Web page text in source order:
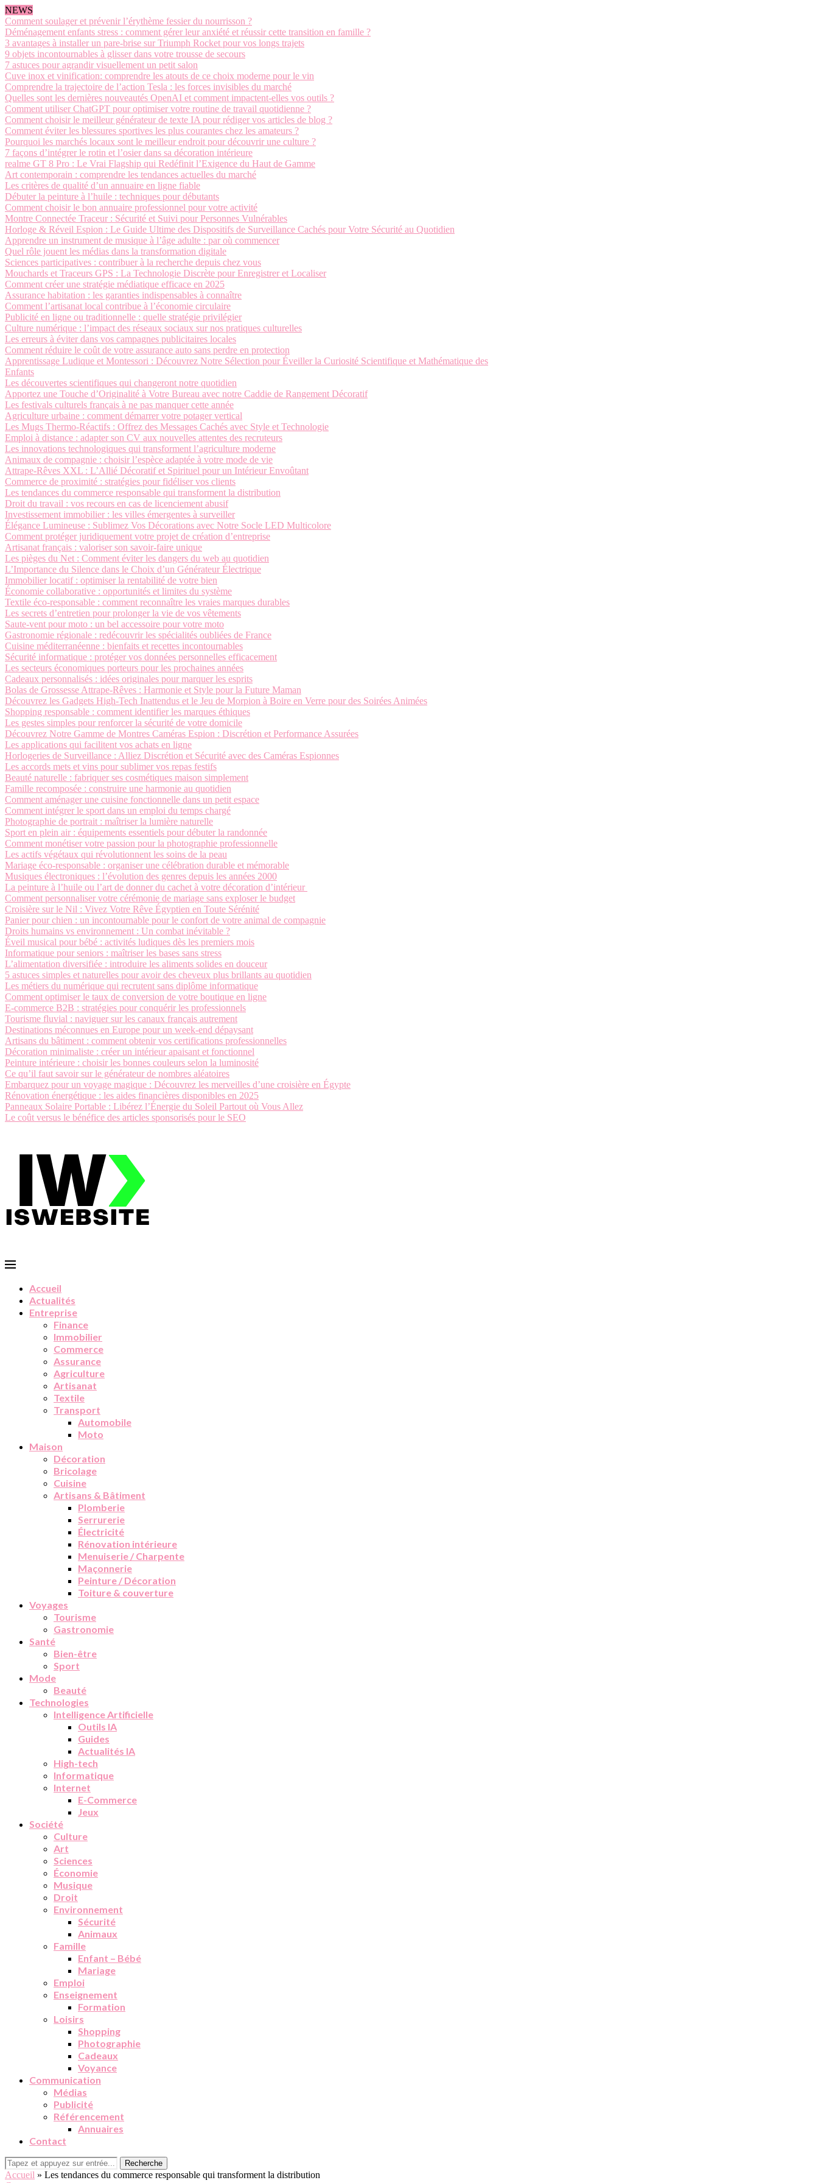
NEWS
Comment soulager et prévenir l’érythème fessier du nourrisson ?
Déménagement enfants stress : comment gérer leur anxiété et réussir cette transition en famille ?
3 avantages à installer un pare-brise sur Triumph Rocket pour vos longs trajets
9 objets incontournables à glisser dans votre trousse de secours
7 astuces pour agrandir visuellement un petit salon
Cuve inox et vinification: comprendre les atouts de ce choix moderne pour le vin
Comprendre la trajectoire de l’action Tesla : les forces invisibles du marché
Quelles sont les dernières nouveautés OpenAI et comment impactent-elles vos outils ?
Comment utiliser ChatGPT pour optimiser votre routine de travail quotidienne ?
Comment choisir le meilleur générateur de texte IA pour rédiger vos articles de blog ?
Comment éviter les blessures sportives les plus courantes chez les amateurs ?
Pourquoi les marchés locaux sont le meilleur endroit pour découvrir une culture ?
7 façons d’intégrer le rotin et l’osier dans sa décoration intérieure
realme GT 8 Pro : Le Vrai Flagship qui Redéfinit l’Exigence du Haut de Gamme
Art contemporain : comprendre les tendances actuelles du marché
Les critères de qualité d’un annuaire en ligne fiable
Débuter la peinture à l’huile : techniques pour débutants
Comment choisir le bon annuaire professionnel pour votre activité
Montre Connectée Traceur : Sécurité et Suivi pour Personnes Vulnérables
Horloge & Réveil Espion : Le Guide Ultime des Dispositifs de Surveillance Cachés pour Votre Sécurité au Quotidien
Apprendre un instrument de musique à l’âge adulte : par où commencer
Quel rôle jouent les médias dans la transformation digitale
Sciences participatives : contribuer à la recherche depuis chez vous
Mouchards et Traceurs GPS : La Technologie Discrète pour Enregistrer et Localiser
Comment créer une stratégie médiatique efficace en 2025
Assurance habitation : les garanties indispensables à connaître
Comment l’artisanat local contribue à l’économie circulaire
Publicité en ligne ou traditionnelle : quelle stratégie privilégier
Culture numérique : l’impact des réseaux sociaux sur nos pratiques culturelles
Les erreurs à éviter dans vos campagnes publicitaires locales
Comment réduire le coût de votre assurance auto sans perdre en protection
Apprentissage Ludique et Montessori : Découvrez Notre Sélection pour Éveiller la Curiosité Scientifique et Mathématique des
Enfants
Les découvertes scientifiques qui changeront notre quotidien
Apportez une Touche d’Originalité à Votre Bureau avec notre Caddie de Rangement Décoratif
Les festivals culturels français à ne pas manquer cette année
Agriculture urbaine : comment démarrer votre potager vertical
Les Mugs Thermo-Réactifs : Offrez des Messages Cachés avec Style et Technologie
Emploi à distance : adapter son CV aux nouvelles attentes des recruteurs
Les innovations technologiques qui transforment l’agriculture moderne
Animaux de compagnie : choisir l’espèce adaptée à votre mode de vie
Attrape-Rêves XXL : L’Allié Décoratif et Spirituel pour un Intérieur Envoûtant
Commerce de proximité : stratégies pour fidéliser vos clients
Les tendances du commerce responsable qui transforment la distribution
Droit du travail : vos recours en cas de licenciement abusif
Investissement immobilier : les villes émergentes à surveiller
Élégance Lumineuse : Sublimez Vos Décorations avec Notre Socle LED Multicolore
Comment protéger juridiquement votre projet de création d’entreprise
Artisanat français : valoriser son savoir-faire unique
Les pièges du Net : Comment éviter les dangers du web au quotidien
L’Importance du Silence dans le Choix d’un Générateur Électrique
Immobilier locatif : optimiser la rentabilité de votre bien
Économie collaborative : opportunités et limites du système
Textile éco-responsable : comment reconnaître les vraies marques durables
Les secrets d’entretien pour prolonger la vie de vos vêtements
Saute-vent pour moto : un bel accessoire pour votre moto
Gastronomie régionale : redécouvrir les spécialités oubliées de France
Cuisine méditerranéenne : bienfaits et recettes incontournables
Sécurité informatique : protéger vos données personnelles efficacement
Les secteurs économiques porteurs pour les prochaines années
Cadeaux personnalisés : idées originales pour marquer les esprits
Bolas de Grossesse Attrape-Rêves : Harmonie et Style pour la Future Maman
Découvrez les Gadgets High-Tech Inattendus et le Jeu de Morpion à Boire en Verre pour des Soirées Animées
Shopping responsable : comment identifier les marques éthiques
Les gestes simples pour renforcer la sécurité de votre domicile
Découvrez Notre Gamme de Montres Caméras Espion : Discrétion et Performance Assurées
Les applications qui facilitent vos achats en ligne
Horlogeries de Surveillance : Alliez Discrétion et Sécurité avec des Caméras Espionnes
Les accords mets et vins pour sublimer vos repas festifs
Beauté naturelle : fabriquer ses cosmétiques maison simplement
Famille recomposée : construire une harmonie au quotidien
Comment aménager une cuisine fonctionnelle dans un petit espace
Comment intégrer le sport dans un emploi du temps chargé
Photographie de portrait : maîtriser la lumière naturelle
Sport en plein air : équipements essentiels pour débuter la randonnée
Comment monétiser votre passion pour la photographie professionnelle
Les actifs végétaux qui révolutionnent les soins de la peau
Mariage éco-responsable : organiser une célébration durable et mémorable
Musiques électroniques : l’évolution des genres depuis les années 2000
La peinture à l’huile ou l’art de donner du cachet à votre décoration d’intérieur
Comment personnaliser votre cérémonie de mariage sans exploser le budget
Croisière sur le Nil : Vivez Votre Rêve Égyptien en Toute Sérénité
Panier pour chien : un incontournable pour le confort de votre animal de compagnie
Droits humains vs environnement : Un combat inévitable ?
Éveil musical pour bébé : activités ludiques dès les premiers mois
Informatique pour seniors : maîtriser les bases sans stress
L’alimentation diversifiée : introduire les aliments solides en douceur
5 astuces simples et naturelles pour avoir des cheveux plus brillants au quotidien
Les métiers du numérique qui recrutent sans diplôme informatique
Comment optimiser le taux de conversion de votre boutique en ligne
E-commerce B2B : stratégies pour conquérir les professionnels
Tourisme fluvial : naviguer sur les canaux français autrement
Destinations méconnues en Europe pour un week-end dépaysant
Artisans du bâtiment : comment obtenir vos certifications professionnelles
Décoration minimaliste : créer un intérieur apaisant et fonctionnel
Peinture intérieure : choisir les bonnes couleurs selon la luminosité
Ce qu’il faut savoir sur le générateur de nombres aléatoires
Embarquez pour un voyage magique : Découvrez les merveilles d’une croisière en Égypte
Rénovation énergétique : les aides financières disponibles en 2025
Panneaux Solaire Portable : Libérez l’Énergie du Soleil Partout où Vous Allez
Le coût versus le bénéfice des articles sponsorisés pour le SEO
Accueil
Actualités
Entreprise
Finance
Immobilier
Commerce
Assurance
Agriculture
Artisanat
Textile
Transport
Automobile
Moto
Maison
Décoration
Bricolage
Cuisine
Artisans & Bâtiment
Plomberie
Serrurerie
Électricité
Rénovation intérieure
Menuiserie / Charpente
Maçonnerie
Peinture / Décoration
Toiture & couverture
Voyages
Tourisme
Gastronomie
Santé
Bien-être
Sport
Mode
Beauté
Technologies
Intelligence Artificielle
Outils IA
Guides
Actualités IA
High-tech
Informatique
Internet
E-Commerce
Jeux
Société
Culture
Art
Sciences
Économie
Musique
Droit
Environnement
Sécurité
Animaux
Famille
Enfant – Bébé
Mariage
Emploi
Enseignement
Formation
Loisirs
Shopping
Photographie
Cadeaux
Voyance
Communication
Médias
Publicité
Référencement
Annuaires
Contact
Recherche
Accueil » Les tendances du commerce responsable qui transforment la distribution